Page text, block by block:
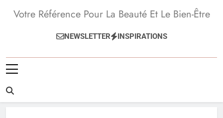
Beauté, Esthétique,
Anti-Âge
Votre Référence Pour La Beauté Et Le Bien-Être
NEWSLETTER INSPIRATIONS